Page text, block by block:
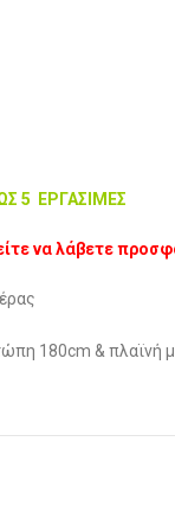
5 ΕΡΓΑΣΙΜΕΣ
να λάβετε
180cm & πλαϊνή